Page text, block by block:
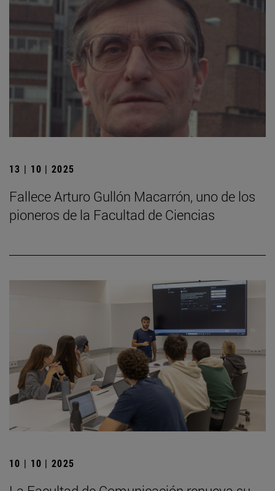
13 | 10 | 2025
Fallece Arturo Gullón Macarrón, uno de los
pioneros de la Facultad de Ciencias
10 | 10 | 2025